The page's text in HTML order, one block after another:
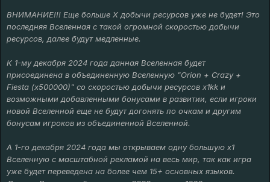
ВНИМАНИЕ!!! Еще больше Х добычи ресурсов уже не будет! Это
последняя Вселенная с такой огромной скоростью добычи
ресурсов, далее будут медленные.
К 1-му декабря 2024 года данная Вселенная будет
присоединена в объединенную Вселенную "Orion + Crazy +
Fiesta (x500000)" со скоростью добычи ресурсов х1kk и
возможными добавленными бонусами в развитии, если игроки
новой Вселенной еще не будут догонять по очкам и другим
бонусам игроков из объединенной Вселенной.
А 1-го декабря 2024 года мы открываем одну большую х1
Вселенную с масштабной рекламой на весь мир, так как игра
уже будет переведена на более чем 15+ основных языков.